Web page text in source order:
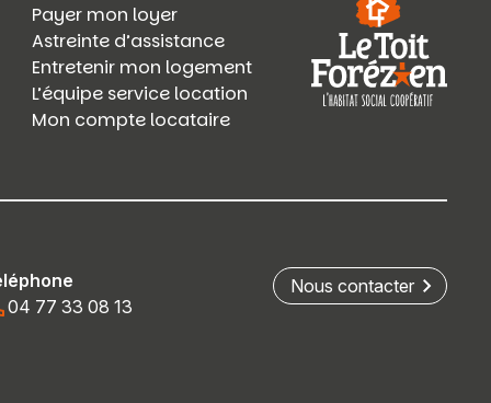
Payer mon loyer
Astreinte d’assistance
Entretenir mon logement
L’équipe service location
Mon compte locataire
04 77 33 08 13
Nous contacter